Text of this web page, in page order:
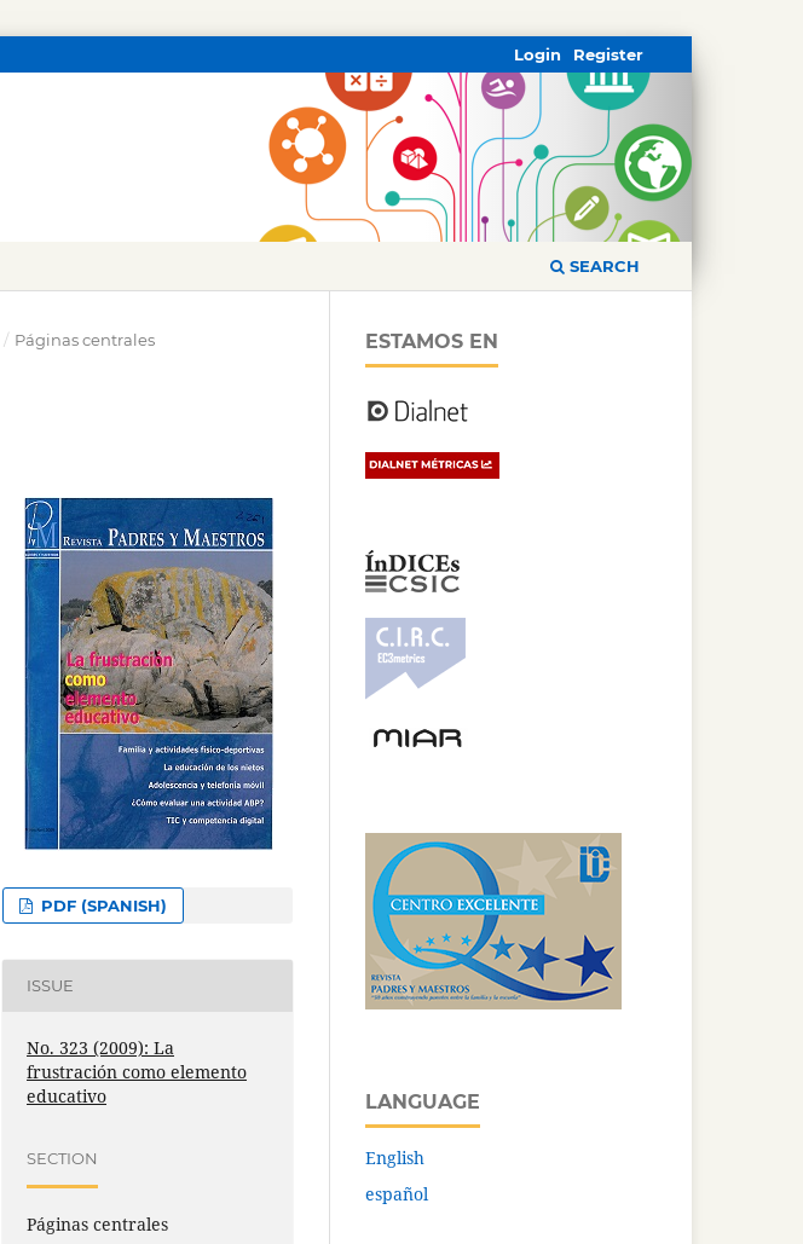
SEARCH
Register
Login
/ Páginas centrales
PDF (SPANISH)
ISSUE
No. 323 (2009): La
frustración como elemento
educativo
SECTION
Páginas centrales
ESTAMOS EN
LANGUAGE
English
español